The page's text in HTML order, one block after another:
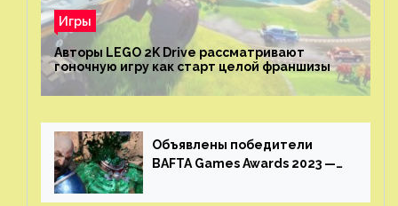
Игры
Авторы LEGO 2K Drive рассматривают
гоночную игру как старт целой франшизы
Объявлены победители
BAFTA Games Awards 2023 —
получила шесть наград